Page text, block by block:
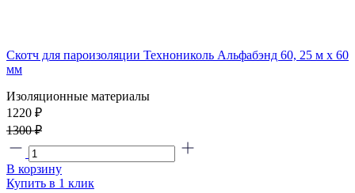
Скотч для пароизоляции Технониколь Альфабэнд 60, 25 м х 60
мм
Изоляционные материалы
1220 ₽
1300 ₽
В корзину
Купить в 1 клик